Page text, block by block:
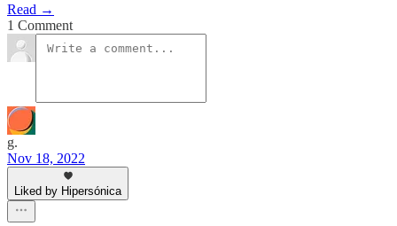
Read →
1 Comment
g.
Nov 18, 2022
Liked by Hipersónica